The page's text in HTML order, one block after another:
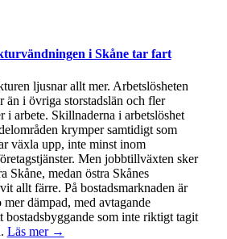
i Skåne tar fart
ljusnar allt mer. Arbetslösheten
än i övriga storstadslän och fler
i arbete. Skillnaderna i arbetslöshet
krymper samtidigt som
växla upp, inte minst inom
Men jobbtillväxten sker
Skåne, medan östra Skånes
allt färre. På bostadsmarknaden är
dämpad, med avtagande
bostadsbyggande som inte riktigt tagit
Läs mer →